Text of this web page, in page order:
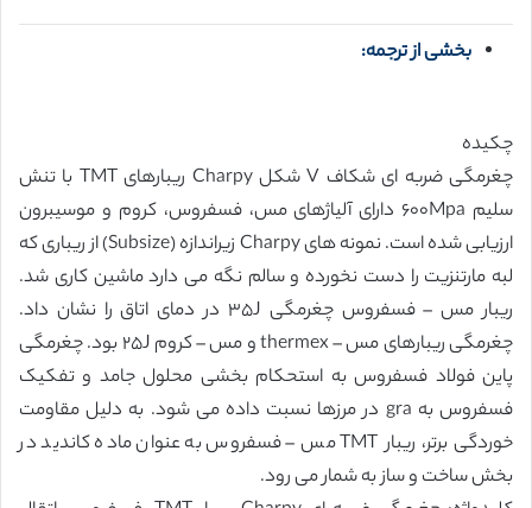
بخشی از ترجمه:
چکیده
چغرمگی ضربه ای شکاف V شکل Charpy ریبارهای TMT با تنش
سلیم ۶٠٠Mpa دارای آلیاژهای مس، فسفروس، کروم و موسیبرون
ارزیابی شده است. نمونه های Charpy زیراندازه (Subsize) از ریباری که
لبه مارتنزیت را دست نخورده و سالم نگه می دارد ماشین کاری شد.
ریبار مس – فسفروس چغرمگی ٣۵J در دمای اتاق را نشان داد.
چغرمگی ریبارهای مس – thermex و مس – کروم ٢۵J بود. چغرمگی
پاین فولاد فسفروس به استحکام بخشی محلول جامد و تفکیک
فسفروس به gra در مرزها نسبت داده می شود. به دلیل مقاومت
خوردگی برتر، ریبار TMT مس – فسفروس به عنوان ماده کاندید در
بخش ساخت و ساز به شمار می رود.